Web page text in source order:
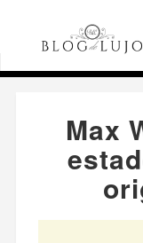
Página principal
pintor
Max